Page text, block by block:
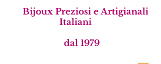
Bijoux Preziosi e Artigianali
Italiani
dal 1979